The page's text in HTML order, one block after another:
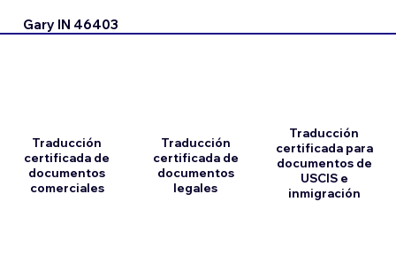
Gary IN 46403
Traducción
certificada de
documentos
comerciales
Traducción
certificada de
documentos
legales
Traducción
certificada para
documentos de
USCIS e
inmigración